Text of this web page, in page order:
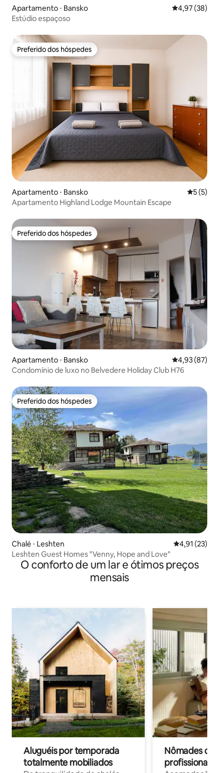
Apartamento ⋅ Bansko 4,97 de uma
4,97 (38)
Estúdio espaçoso
Preferido dos hóspedes
Preferido dos hóspedes
Apartamento ⋅ Bansko 5 de
5 (5)
Apartamento Highland Lodge Mountain Escape
Preferido dos hóspedes
Preferido dos hóspedes
Apartamento ⋅ Bansko 4,93 de uma
4,93 (87)
Condomínio de luxo no Belvedere Holiday Club H76
Preferido dos hóspedes
Preferido dos hóspedes
Chalé ⋅ Leshten 4,91 de uma
4,91 (23)
Leshten Guest Homes "Venny, Hope and Love"
O conforto de um lar e ótimos preços
mensais
Aluguéis por temporada
totalmente mobiliados
Nômades
profissionais